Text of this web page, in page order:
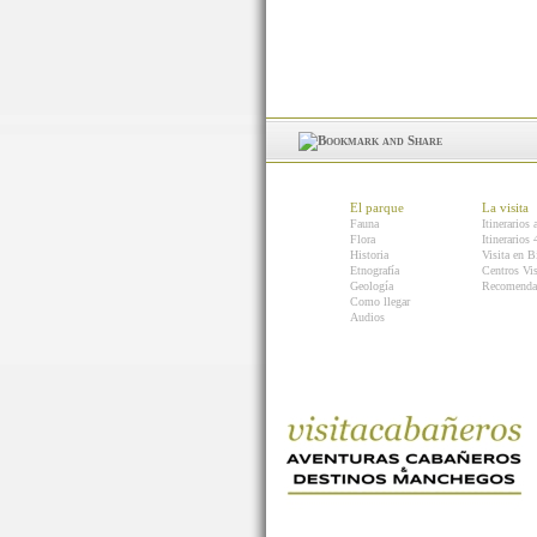
El parque
Fauna
Flora
Historia
Etnografía
Geología
Como llegar
Audios
La visita
Itinerarios
Itinerarios
Visita en
Centros